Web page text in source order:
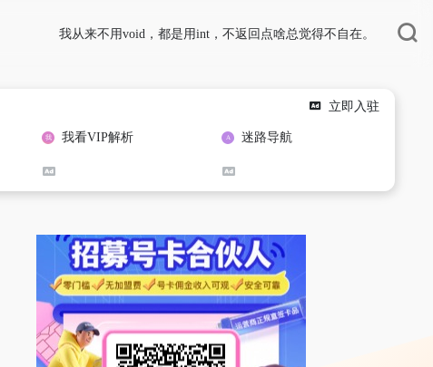
我从来不用void，都是用int，不返回点啥总觉得不自在。
立即入驻
我看VIP解析 迷路导航